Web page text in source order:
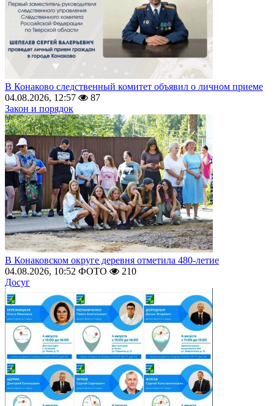
В Конаково следственный комитет объявил о личном приеме
04.08.2026, 12:57
87
Закон и порядок
В Конаковском округе деревня отметила 480-летие
04.08.2026, 10:52 ФОТО
210
Досуг